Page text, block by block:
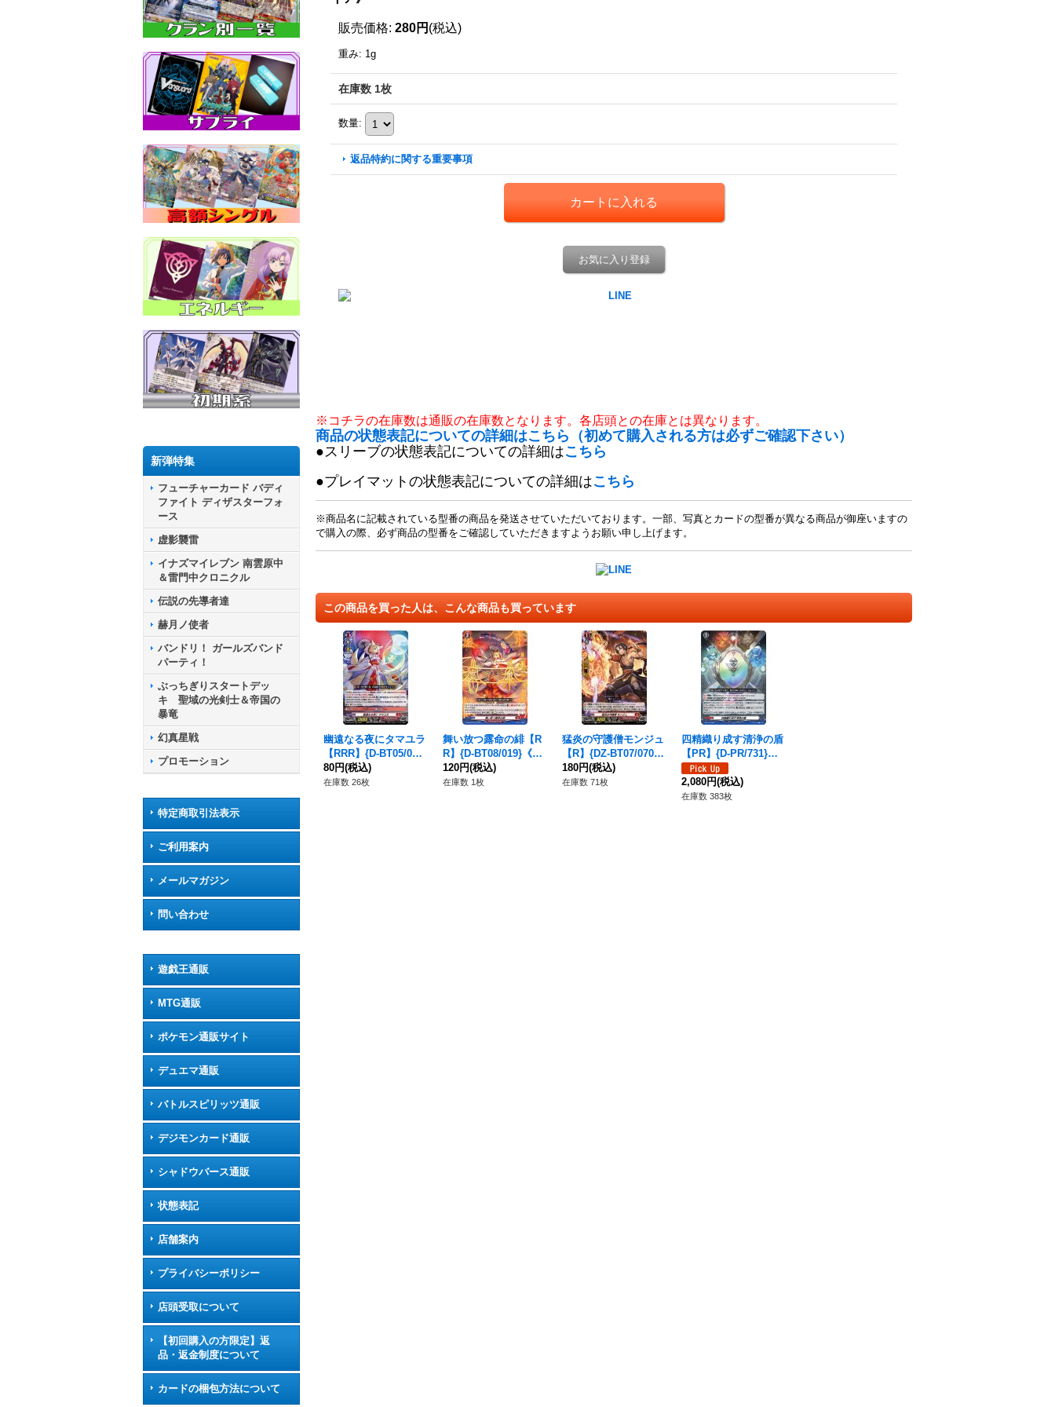
新弾特集
フューチャーカード バディ
ファイト ディザスターフォ
ース
虚影襲雷
イナズマイレブン 南雲原中
＆雷門中クロニクル
伝説の先導者達
赫月ノ使者
バンドリ！ ガールズバンド
パーティ！
ぶっちぎりスタートデッ
キ 聖域の光剣士＆帝国の
暴竜
幻真星戦
プロモーション
特定商取引法表示
ご利用案内
メールマガジン
問い合わせ
遊戯王通販
MTG通販
ポケモン通販サイト
デュエマ通販
バトルスピリッツ通販
デジモンカード通販
シャドウバース通販
状態表記
店舗案内
プライバシーポリシー
店頭受取について
【初回購入の方限定】返
品・返金制度について
カードの梱包方法について
販売価格: 280円 (税込)
重み: 1g
在庫数 1枚
数量:
返品特約に関する重要事項
お気に入り登録
※コチラの在庫数は通販の在庫数となります。各店頭との在庫とは異なります。
商品の状態表記についての詳細はこちら（初めて購入される方は必ずご確認下さい）
●スリーブの状態表記についての詳細はこちら
●プレイマットの状態表記についての詳細はこちら
※商品名に記載されている型番の商品を発送させていただいております。一部、写真とカードの型番が異なる商品が御座いますの
で購入の際、必ず商品の型番をご確認していただきますようお願い申し上げます。
この商品を買った人は、こんな商品も買っています
幽遠なる夜にタマユラ
【RRR】{D-BT05/007}
《ドラゴンエンパイ
ア》
80円(税込)
在庫数 26枚
舞い放つ露命の緋【R
R】{D-BT08/019}《ド
ラゴンエンパイア》
120円(税込)
在庫数 1枚
猛炎の守護僧モンジュ
【R】{DZ-BT07/070}
《ドラゴンエンパイ
ア》
180円(税込)
在庫数 71枚
四精織り成す清浄の盾
【PR】{D-PR/731}
《その他》
2,080円(税込)
在庫数 383枚